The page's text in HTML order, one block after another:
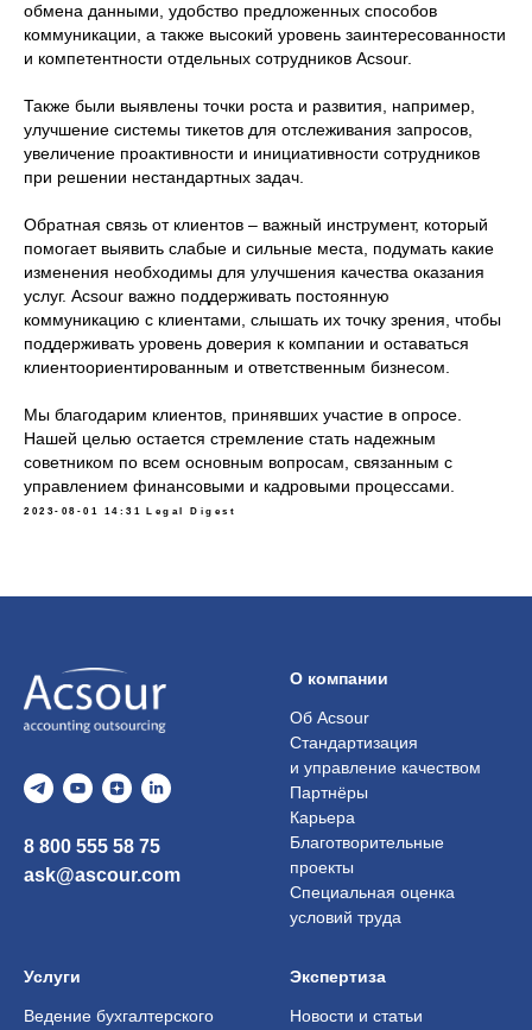
обмена данными, удобство предложенных способов
коммуникации, а также высокий уровень заинтересованности
и компетентности отдельных сотрудников Acsour.
Также были выявлены точки роста и развития, например,
улучшение системы тикетов для отслеживания запросов,
увеличение проактивности и инициативности сотрудников
при решении нестандартных задач.
Обратная связь от клиентов – важный инструмент, который
помогает выявить слабые и сильные места, подумать какие
изменения необходимы для улучшения качества оказания
услуг. Acsour важно поддерживать постоянную
коммуникацию с клиентами, слышать их точку зрения, чтобы
поддерживать уровень доверия к компании и оставаться
клиентоориентированным и ответственным бизнесом.
Мы благодарим клиентов, принявших участие в опросе.
Нашей целью остается стремление стать надежным
советником по всем основным вопросам, связанным с
управлением финансовыми и кадровыми процессами.
2023-08-01 14:31 Legal Digest
8 800 555 58 75
ask@ascour.com
О компании
Об Acsour
Стандартизация
и управление качеством
Партнёры
Карьера
Благотворительные
проекты
Специальная оценка
условий труда
Услуги
Ведение бухгалтерского
Экспертиза
Новости и статьи